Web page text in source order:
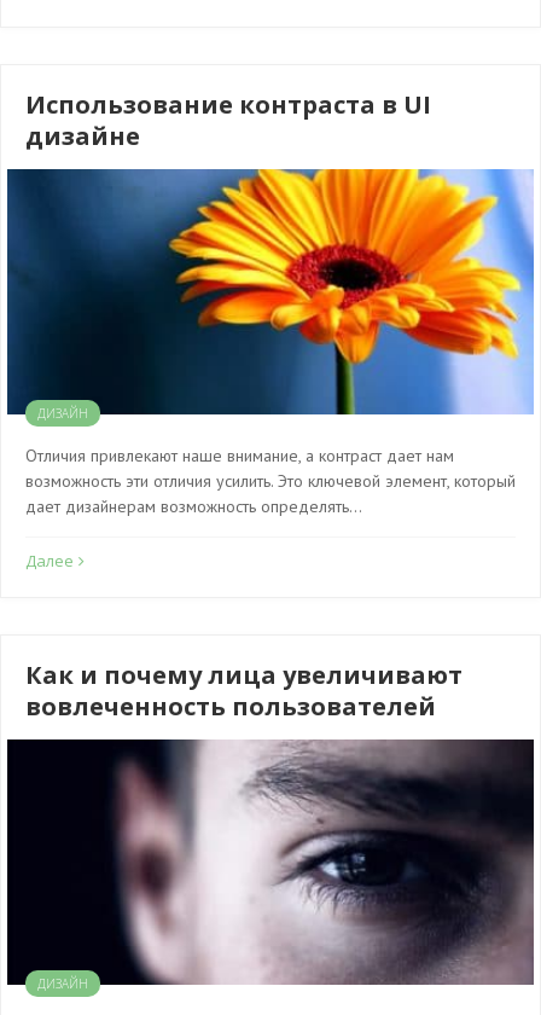
Использование контраста в UI
дизайне
ДИЗАЙН
Отличия привлекают наше внимание, а контраст дает нам
возможность эти отличия усилить. Это ключевой элемент, который
дает дизайнерам возможность определять…
Далее
Как и почему лица увеличивают
вовлеченность пользователей
ДИЗАЙН